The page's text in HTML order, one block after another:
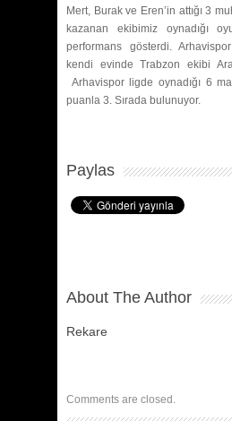
Mert, Burak ve Eren’in attığı 3
kazanan ekibimiz oynadığı
performans gösterdi.
kendi evinde Trabzon ekibi
Arhavispor ligde oynadığı 6
puanla 3. Sırada bulunuyor.
Paylas
About The Author
Rekare
Comments are closed.